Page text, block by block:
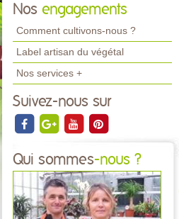
Nos engagements
Comment cultivons-nous ?
Label artisan du végétal
Nos services +
Suivez-nous sur
Qui sommes-nous ?